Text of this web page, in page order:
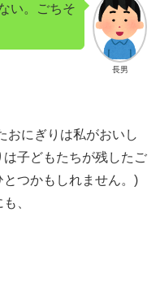
長男
い。ごちそ
おにぎりは私がおいし
子どもたちが残したご
つかもしれません。)
、